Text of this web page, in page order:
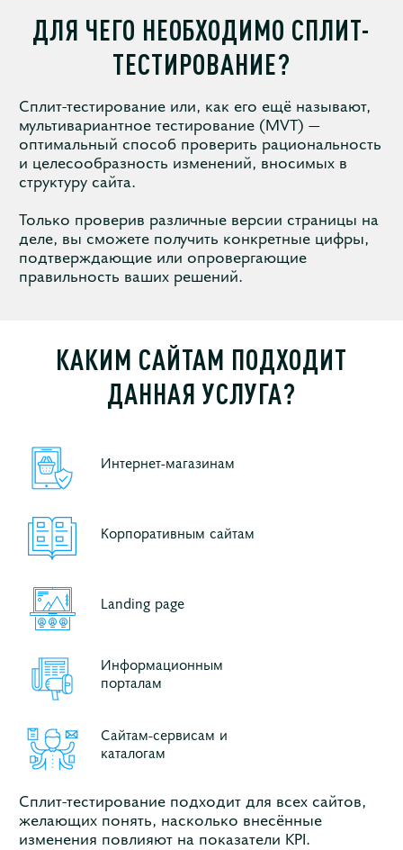
ДЛЯ ЧЕГО НЕОБХОДИМО СПЛИТ-
ТЕСТИРОВАНИЕ?
Сплит-тестирование или, как его ещё называют,
мультивариантное тестирование (MVT) —
оптимальный способ проверить рациональность
и целесообразность изменений, вносимых в
структуру сайта.
Только проверив различные версии страницы на
деле, вы сможете получить конкретные цифры,
подтверждающие или опровергающие
правильность ваших решений.
КАКИМ САЙТАМ ПОДХОДИТ
ДАННАЯ УСЛУГА?
Интернет-магазинам
Корпоративным сайтам
Landing page
Информационным
порталам
Сайтам-сервисам и
каталогам
Сплит-тестирование подходит для всех сайтов,
желающих понять, насколько внесённые
изменения повлияют на показатели KPI.